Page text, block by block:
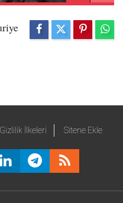
Gizlilik İlkeleri Sitene Ekle